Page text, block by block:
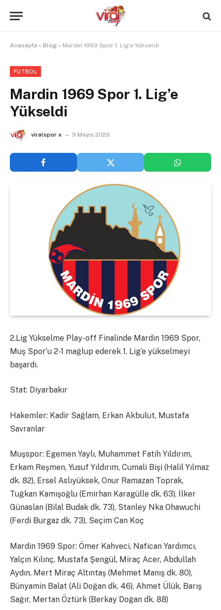
Anasayfa » Blog » Mardin 1969 Spor 1. Lig’e Yükseldi
FUTBOL
Mardin 1969 Spor 1. Lig’e
Yükseldi
viralspor x 9 Mayıs 2026
2.Lig Yükselme Play-off Finalinde Mardin 1969 Spor,
Muş Spor’u 2-1 mağlup ederek 1. Lig’e yükselmeyi
başardı.
Stat: Diyarbakır
Hakemler: Kadir Sağlam, Erkan Akbulut, Mustafa
Savranlar
Muşspor: Egemen Yaylı, Muhammet Fatih Yıldırım,
Erkam Reşmen, Yusuf Yıldırım, Cumali Bişi (Halil Yılmaz
dk. 82), Ersel Aslıyüksek, Onur Ramazan Toprak,
Tuğkan Kamışoğlu (Emirhan Karagülle dk. 63), İlker
Günaslan (Bilal Budak dk. 73), Stanley Nka Ohawuchi
(Ferdi Burgaz dk. 73), Seçim Can Koç
Mardin 1969 Spor: Ömer Kahveci, Nafican Yardımcı,
Yalçın Kılınç, Mustafa Şengül, Miraç Acer, Abdullah
Aydın, Mert Miraç Altıntaş (Mehmet Manış dk. 80),
Bünyamin Balat (Ali Doğan dk. 46), Ahmet Ülük, Barış
Sağır, Mertan Öztürk (Berkay Doğan dk. 88)